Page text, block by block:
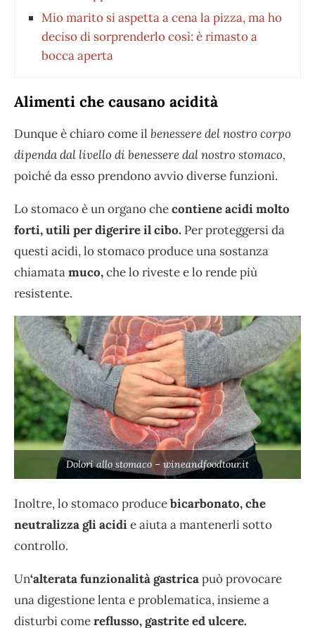
Mio marito si aspetta a cena la pizza, ma ho
deciso di sorprenderlo così: è rimasto a
bocca aperta
Alimenti che causano acidità
Dunque è chiaro come il benessere del nostro corpo
dipenda dal livello di benessere dal nostro stomaco,
poiché da esso prendono avvio diverse funzioni.
Lo stomaco è un organo checontiene acidi molto
forti, utili per digerire il cibo. Per proteggersi da
questi acidi, lo stomaco produce una sostanza
chiamatamuco,che lo riveste e lo rende più
resistente.
Dolori allo stomaco – wineandfoodtour.it
Inoltre, lo stomaco producebicarbonato, che
neutralizza gli acidie aiuta a mantenerli sotto
controllo.
Un‘alterata funzionalità gastricapuò provocare
una digestione lenta e problematica, insieme a
disturbi comereflusso, gastrite ed ulcere.